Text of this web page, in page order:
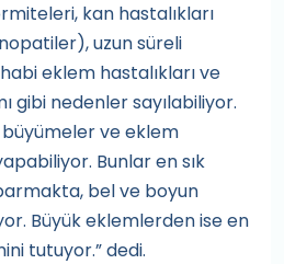
kan hastalıkları
uzun süreli
eklem hastalıkları ve
gibi nedenler sayılabiliyor.
ve eklem
Bunlar en sık
bel ve boyun
Büyük eklemlerden ise en
tutuyor.” dedi.